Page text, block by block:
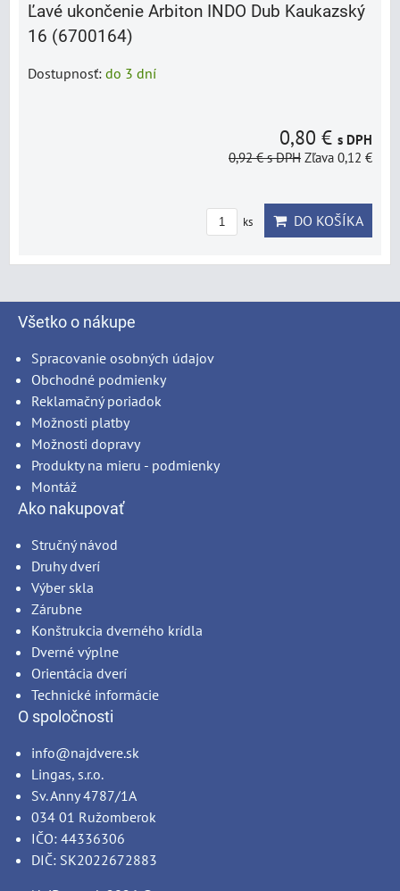
Ľavé ukončenie Arbiton INDO Dub Kaukazský
16 (6700164)
Dostupnosť: do 3 dní
0,80 € s DPH
0,92 €s DPH Zľava 0,12 €
ks DO KOŠÍKA
Všetko o nákupe
Spracovanie osobných údajov
Obchodné podmienky
Reklamačný poriadok
Možnosti platby
Možnosti dopravy
Produkty na mieru - podmienky
Montáž
Ako nakupovať
Stručný návod
Druhy dverí
Výber skla
Zárubne
Konštrukcia dverného krídla
Dverné výplne
Orientácia dverí
Technické informácie
O spoločnosti
info@najdvere.sk
Lingas, s.r.o.
Sv. Anny 4787/1A
034 01 Ružomberok
IČO: 44336306
DIČ: SK2022672883